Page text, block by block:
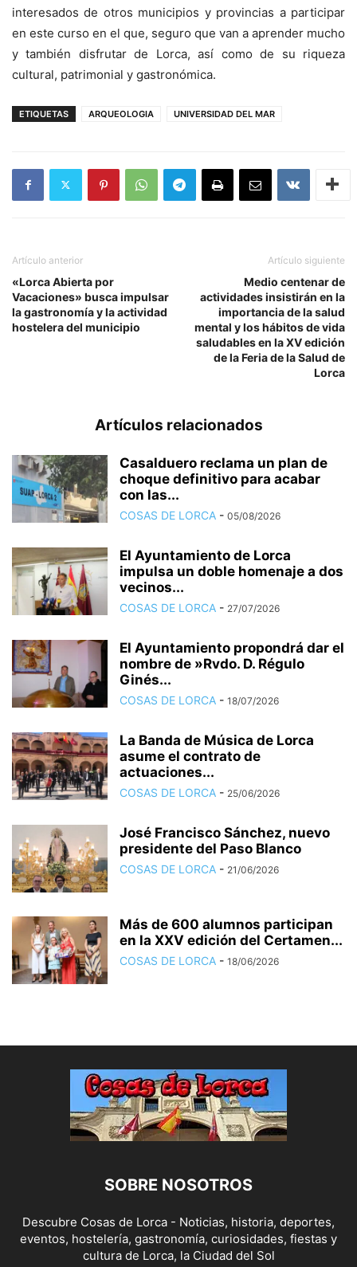
interesados de otros municipios y provincias a participar
en este curso en el que, seguro que van a aprender mucho
y también disfrutar de Lorca, así como de su riqueza
cultural, patrimonial y gastronómica.
ETIQUETAS ARQUEOLOGIA UNIVERSIDAD DEL MAR
Artículo anterior
«Lorca Abierta por
Vacaciones» busca impulsar
la gastronomía y la actividad
hostelera del municipio
Artículo siguiente
Medio centenar de
actividades insistirán en la
importancia de la salud
mental y los hábitos de vida
saludables en la XV edición
de la Feria de la Salud de
Lorca
Artículos relacionados
Casalduero reclama un plan de
choque definitivo para acabar
con las...
COSAS DE LORCA - 05/08/2026
El Ayuntamiento de Lorca
impulsa un doble homenaje a dos
vecinos...
COSAS DE LORCA - 27/07/2026
El Ayuntamiento propondrá dar el
nombre de »Rvdo. D. Régulo
Ginés...
COSAS DE LORCA - 18/07/2026
La Banda de Música de Lorca
asume el contrato de
actuaciones...
COSAS DE LORCA - 25/06/2026
José Francisco Sánchez, nuevo
presidente del Paso Blanco
COSAS DE LORCA - 21/06/2026
Más de 600 alumnos participan
en la XXV edición del Certamen...
COSAS DE LORCA - 18/06/2026
SOBRE NOSOTROS
Descubre Cosas de Lorca - Noticias, historia, deportes,
eventos, hostelería, gastronomía, curiosidades, fiestas y
cultura de Lorca, la Ciudad del Sol